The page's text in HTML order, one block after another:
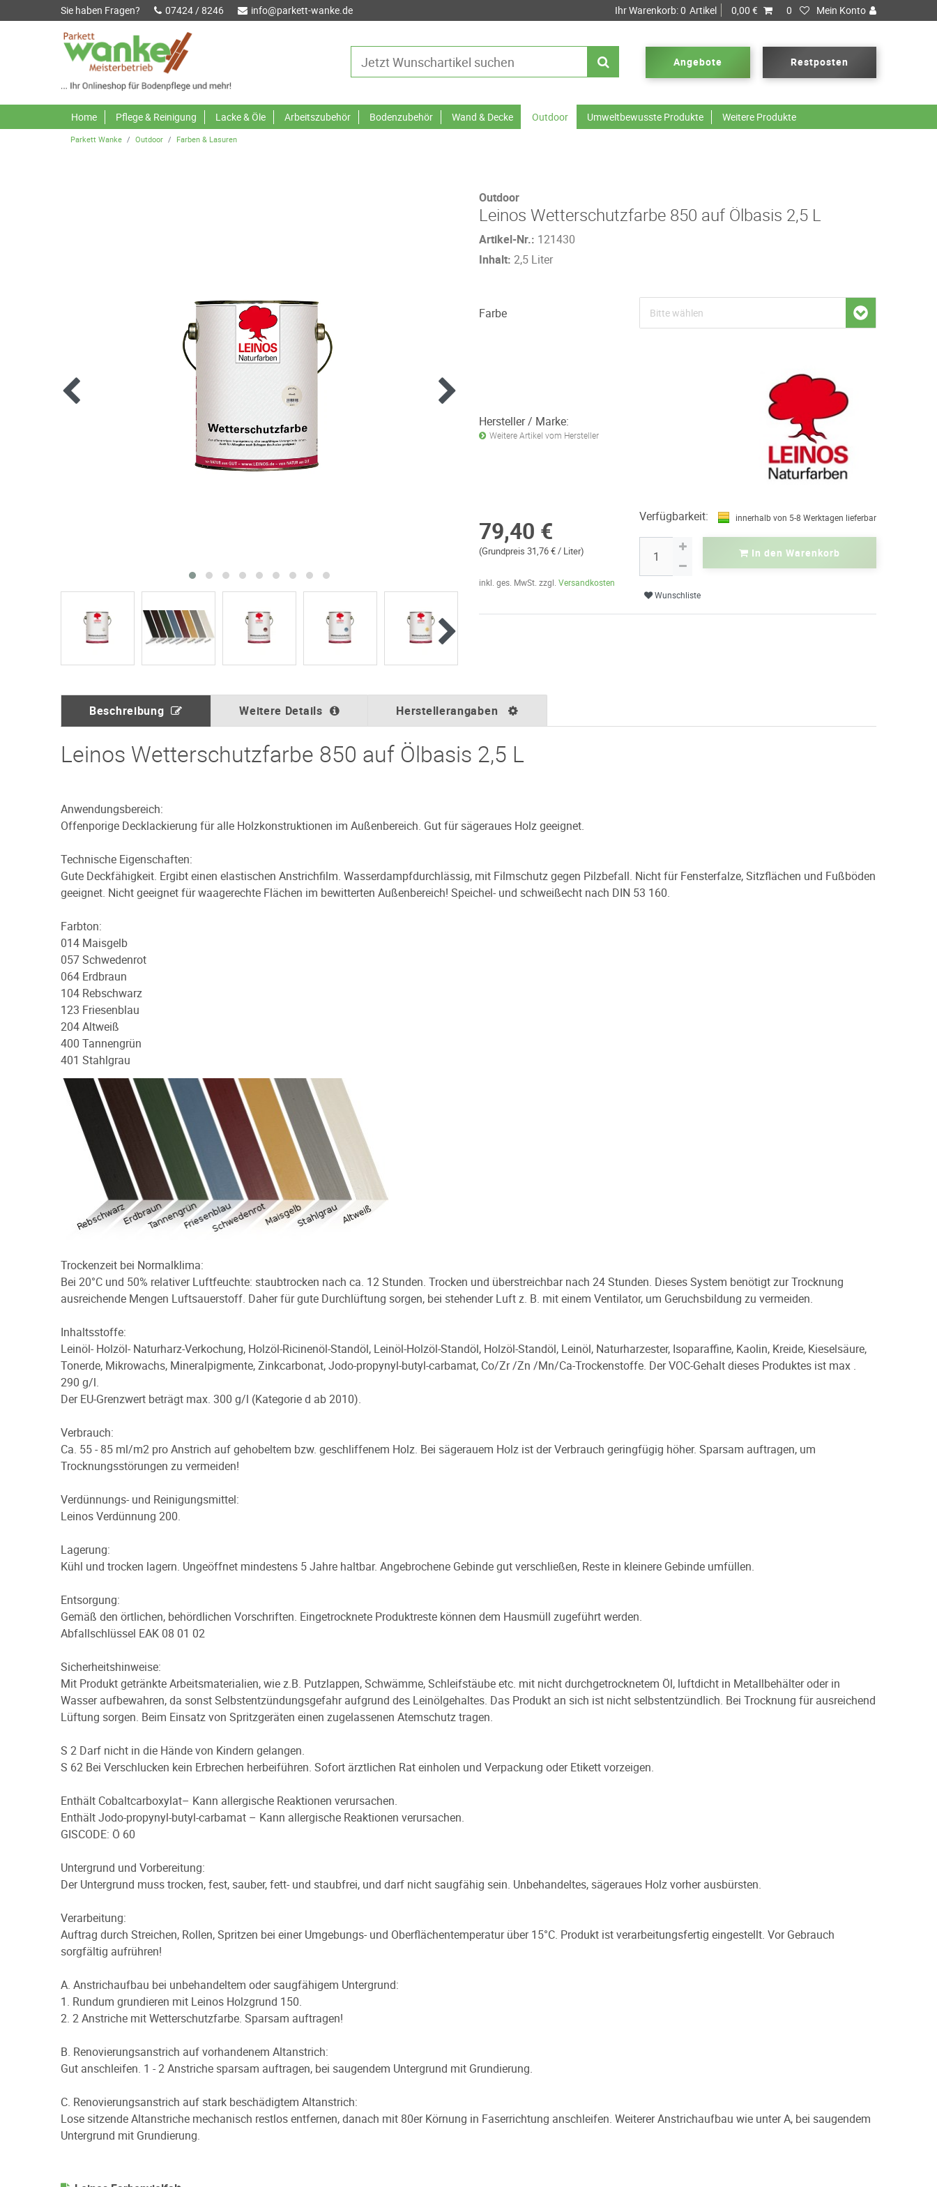
Sie haben Fragen? 07424 / 8246 info@parkett-wanke.de Mein Konto
0
Ihr Warenkorb:0 Artikel 0,00 €
Angebote Restposten
Home Pflege & Reinigung Lacke & Öle Arbeitszubehör Bodenzubehör Wand & Decke Outdoor Umweltbewusste Produkte Weitere Produkte
Parkett Wanke Outdoor Farben & Lasuren
Outdoor
Leinos Wetterschutzfarbe 850 auf Ölbasis 2,5 L
Artikel-Nr.: 121430
Inhalt: 2,5 Liter
Farbe
Hersteller / Marke:
Weitere Artikel vom Hersteller
79,40 €
(Grundpreis 31,76 € / Liter)
inkl. ges. MwSt. zzgl. Versandkosten
Verfügbarkeit: innerhalb von 5-8 Werktagen lieferbar
In den Warenkorb
Wunschliste
Beschreibung Weitere Details Herstellerangaben
Leinos Wetterschutzfarbe 850 auf Ölbasis 2,5 L
Anwendungsbereich:
Offenporige Decklackierung für alle Holzkonstruktionen im Außenbereich. Gut für sägeraues Holz geeignet.
Technische Eigenschaften:
Gute Deckfähigkeit. Ergibt einen elastischen Anstrichfilm. Wasserdampfdurchlässig, mit Filmschutz gegen Pilzbefall. Nicht für Fensterfalze, Sitzflächen und Fußböden
geeignet. Nicht geeignet für waagerechte Flächen im bewitterten Außenbereich! Speichel- und schweißecht nach DIN 53 160.
Farbton:
014 Maisgelb
057 Schwedenrot
064 Erdbraun
104 Rebschwarz
123 Friesenblau
204 Altweiß
400 Tannengrün
401 Stahlgrau
Trockenzeit bei Normalklima:
Bei 20°C und 50% relativer Luftfeuchte: staubtrocken nach ca. 12 Stunden. Trocken und überstreichbar nach 24 Stunden. Dieses System benötigt zur Trocknung
ausreichende Mengen Luftsauerstoff. Daher für gute Durchlüftung sorgen, bei stehender Luft z. B. mit einem Ventilator, um Geruchsbildung zu vermeiden.
Inhaltsstoffe:
Leinöl- Holzöl- Naturharz-Verkochung, Holzöl-Ricinenöl-Standöl, Leinöl-Holzöl-Standöl, Holzöl-Standöl, Leinöl, Naturharzester, Isoparaffine, Kaolin, Kreide, Kieselsäure,
Tonerde, Mikrowachs, Mineralpigmente, Zinkcarbonat, Jodo-propynyl-butyl-carbamat, Co/Zr /Zn /Mn/Ca-Trockenstoffe. Der VOC-Gehalt dieses Produktes ist max .
290 g/l.
Der EU-Grenzwert beträgt max. 300 g/l (Kategorie d ab 2010).
Verbrauch:
Ca. 55 - 85 ml/m2 pro Anstrich auf gehobeltem bzw. geschliffenem Holz. Bei sägerauem Holz ist der Verbrauch geringfügig höher. Sparsam auftragen, um
Trocknungsstörungen zu vermeiden!
Verdünnungs- und Reinigungsmittel:
Leinos Verdünnung 200.
Lagerung:
Kühl und trocken lagern. Ungeöffnet mindestens 5 Jahre haltbar. Angebrochene Gebinde gut verschließen, Reste in kleinere Gebinde umfüllen.
Entsorgung:
Gemäß den örtlichen, behördlichen Vorschriften. Eingetrocknete Produktreste können dem Hausmüll zugeführt werden.
Abfallschlüssel EAK 08 01 02
Sicherheitshinweise:
Mit Produkt getränkte Arbeitsmaterialien, wie z.B. Putzlappen, Schwämme, Schleifstäube etc. mit nicht durchgetrocknetem Öl, luftdicht in Metallbehälter oder in
Wasser aufbewahren, da sonst Selbstentzündungsgefahr aufgrund des Leinölgehaltes. Das Produkt an sich ist nicht selbstentzündlich. Bei Trocknung für ausreichend
Lüftung sorgen. Beim Einsatz von Spritzgeräten einen zugelassenen Atemschutz tragen.
S 2 Darf nicht in die Hände von Kindern gelangen.
S 62 Bei Verschlucken kein Erbrechen herbeiführen. Sofort ärztlichen Rat einholen und Verpackung oder Etikett vorzeigen.
Enthält Cobaltcarboxylat– Kann allergische Reaktionen verursachen.
Enthält Jodo-propynyl-butyl-carbamat – Kann allergische Reaktionen verursachen.
GISCODE: Ö 60
Untergrund und Vorbereitung:
Der Untergrund muss trocken, fest, sauber, fett- und staubfrei, und darf nicht saugfähig sein. Unbehandeltes, sägeraues Holz vorher ausbürsten.
Verarbeitung:
Auftrag durch Streichen, Rollen, Spritzen bei einer Umgebungs- und Oberflächentemperatur über 15°C. Produkt ist verarbeitungsfertig eingestellt. Vor Gebrauch
sorgfältig aufrühren!
A. Anstrichaufbau bei unbehandeltem oder saugfähigem Untergrund:
1. Rundum grundieren mit Leinos Holzgrund 150.
2. 2 Anstriche mit Wetterschutzfarbe. Sparsam auftragen!
B. Renovierungsanstrich auf vorhandenem Altanstrich:
Gut anschleifen. 1 - 2 Anstriche sparsam auftragen, bei saugendem Untergrund mit Grundierung.
C. Renovierungsanstrich auf stark beschädigtem Altanstrich:
Lose sitzende Altanstriche mechanisch restlos entfernen, danach mit 80er Körnung in Faserrichtung anschleifen. Weiterer Anstrichaufbau wie unter A, bei saugendem
Untergrund mit Grundierung.